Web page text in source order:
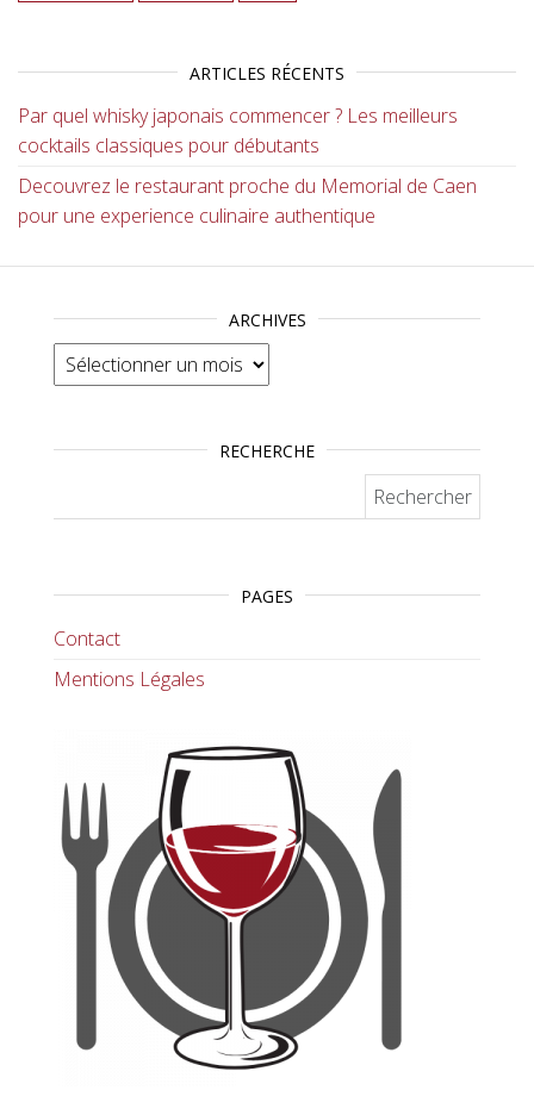
ARTICLES RÉCENTS
Par quel whisky japonais commencer ? Les meilleurs
cocktails classiques pour débutants
Decouvrez le restaurant proche du Memorial de Caen
pour une experience culinaire authentique
ARCHIVES
Archives
RECHERCHE
PAGES
Contact
Mentions Légales